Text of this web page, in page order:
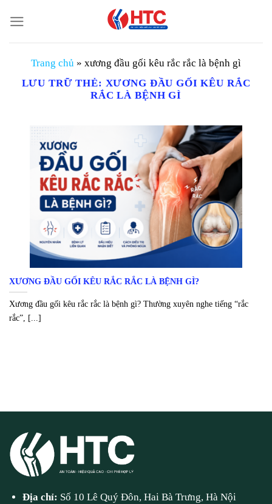
đến
nội
Trang chủ » xương đầu gối kêu rắc rắc là bệnh gì
LƯU TRỮ THẺ: XƯƠNG ĐẦU GỐI KÊU RẮC
RẮC LÀ BỆNH GÌ
XƯƠNG ĐẦU GỐI KÊU RẮC RẮC LÀ BỆNH GÌ?
Xương đầu gối kêu rắc rắc là bệnh gì? Thường xuyên nghe tiếng “rắc
rắc”, [...]
Địa chỉ: Số 10 Lê Quý Đôn, Hai Bà Trưng, Hà Nội